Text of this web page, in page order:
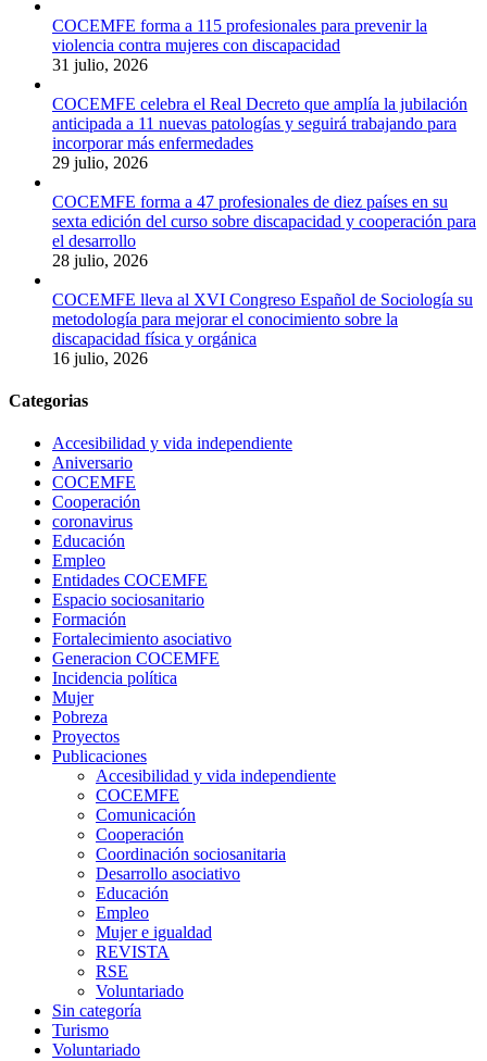
COCEMFE forma a 115 profesionales para prevenir la
violencia contra mujeres con discapacidad
31 julio, 2026
COCEMFE celebra el Real Decreto que amplía la jubilación
anticipada a 11 nuevas patologías y seguirá trabajando para
incorporar más enfermedades
29 julio, 2026
COCEMFE forma a 47 profesionales de diez países en su
sexta edición del curso sobre discapacidad y cooperación para
el desarrollo
28 julio, 2026
COCEMFE lleva al XVI Congreso Español de Sociología su
metodología para mejorar el conocimiento sobre la
discapacidad física y orgánica
16 julio, 2026
Categorias
Accesibilidad y vida independiente
Aniversario
COCEMFE
Cooperación
coronavirus
Educación
Empleo
Entidades COCEMFE
Espacio sociosanitario
Formación
Fortalecimiento asociativo
Generacion COCEMFE
Incidencia política
Mujer
Pobreza
Proyectos
Publicaciones
Accesibilidad y vida independiente
COCEMFE
Comunicación
Cooperación
Coordinación sociosanitaria
Desarrollo asociativo
Educación
Empleo
Mujer e igualdad
REVISTA
RSE
Voluntariado
Sin categoría
Turismo
Voluntariado